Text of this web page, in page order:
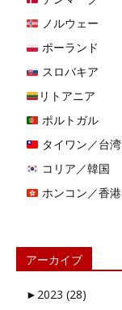
ノルウェー
ポーランド
スロバキア
リトアニア
ポルトガル
タイワン／台湾
コリア／韓国
ホンコン／香港
アーカイブ
► 2023 (28)